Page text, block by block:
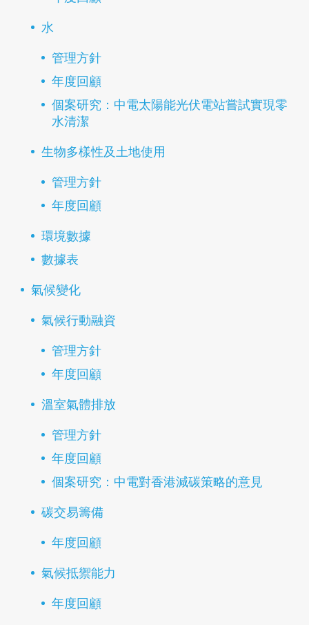
水
管理方針
年度回顧
個案研究：中電太陽能光伏電站嘗試實現零
水清潔
生物多樣性及土地使用
管理方針
年度回顧
環境數據
數據表
氣候變化
氣候行動融資
管理方針
年度回顧
溫室氣體排放
管理方針
年度回顧
個案研究：中電對香港減碳策略的意見
碳交易籌備
年度回顧
氣候抵禦能力
年度回顧